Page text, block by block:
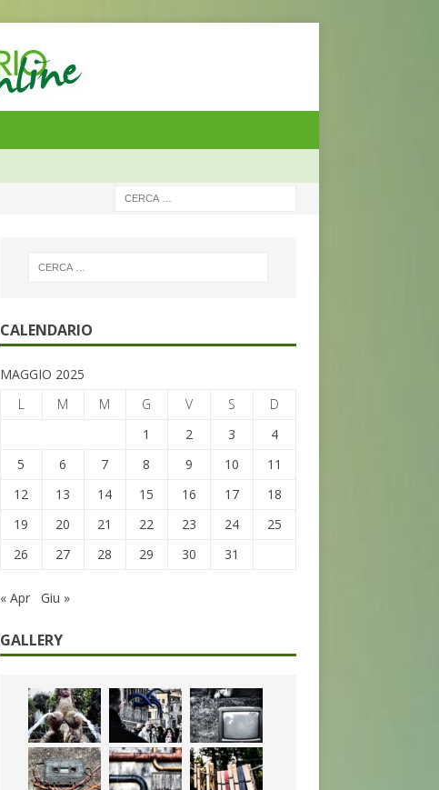
CALENDARIO
MAGGIO 2025
L
M M G V S
D
1
2 3
4
5
6 7 8 9 10
11
12
13 14 15 16 17
18
19
20 21 22 23 24
25
26
27 28 29 30 31
« Apr Giu »
GALLERY